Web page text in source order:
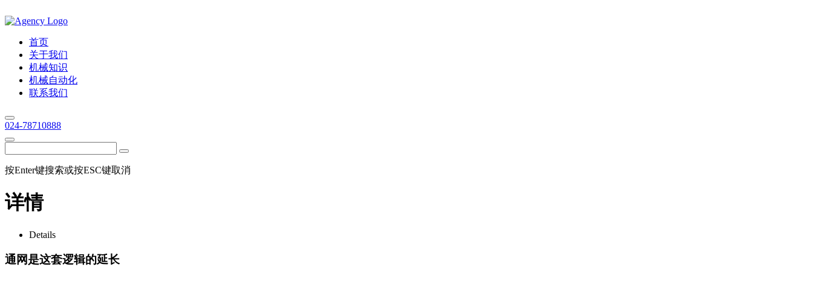
首页
关于我们
机械知识
机械自动化
联系我们
024-78710888
按Enter键搜索或按ESC键取消
详情
Details
通网是这套逻辑的延长